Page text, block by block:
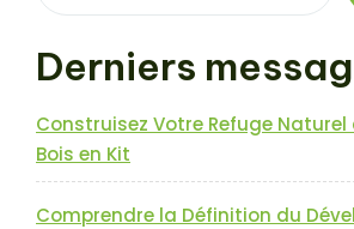
Derniers
Construisez Votre Refuge
Bois en Kit
Comprendre la Définition du